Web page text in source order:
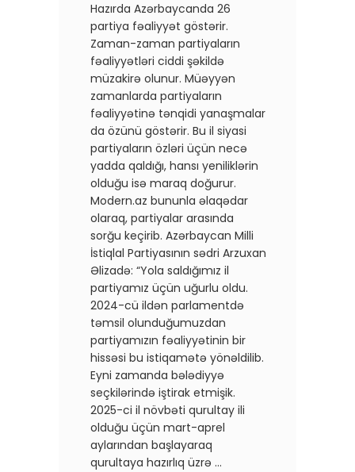
Hazırda Azərbaycanda 26
partiya fəaliyyət göstərir.
Zaman-zaman partiyaların
fəaliyyətləri ciddi şəkildə
müzakirə olunur. Müəyyən
zamanlarda partiyaların
fəaliyyətinə tənqidi yanaşmalar
da özünü göstərir. Bu il siyasi
partiyaların özləri üçün necə
yadda qaldığı, hansı yeniliklərin
olduğu isə maraq doğurur.
Modern.az bununla əlaqədar
olaraq, partiyalar arasında
sorğu keçirib. Azərbaycan Milli
İstiqlal Partiyasının sədri Arzuxan
Əlizadə: “Yola saldığımız il
partiyamız üçün uğurlu oldu.
2024-cü ildən parlamentdə
təmsil olunduğumuzdan
partiyamızın fəaliyyətinin bir
hissəsi bu istiqamətə yönəldilib.
Eyni zamanda bələdiyyə
seçkilərində iştirak etmişik.
2025-ci il növbəti qurultay ili
olduğu üçün mart-aprel
aylarından başlayaraq
qurultaya hazırlıq üzrə